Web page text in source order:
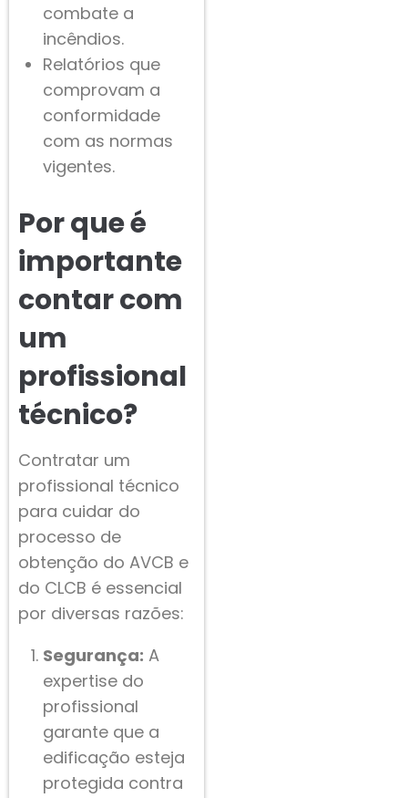
combate a
incêndios.
Relatórios que
comprovam a
conformidade
com as normas
vigentes.
Por que é
importante
contar com
um
profissional
técnico?
Contratar um
profissional técnico
para cuidar do
processo de
obtenção do AVCB e
do CLCB é essencial
por diversas razões:
Segurança: A
expertise do
profissional
garante que a
edificação esteja
protegida contra